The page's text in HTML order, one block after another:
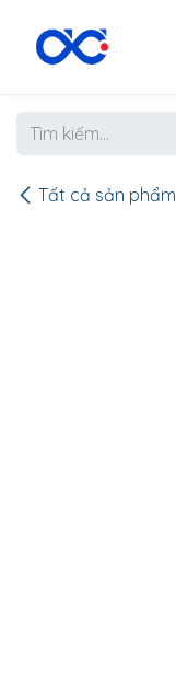
Tất cả sản phẩm